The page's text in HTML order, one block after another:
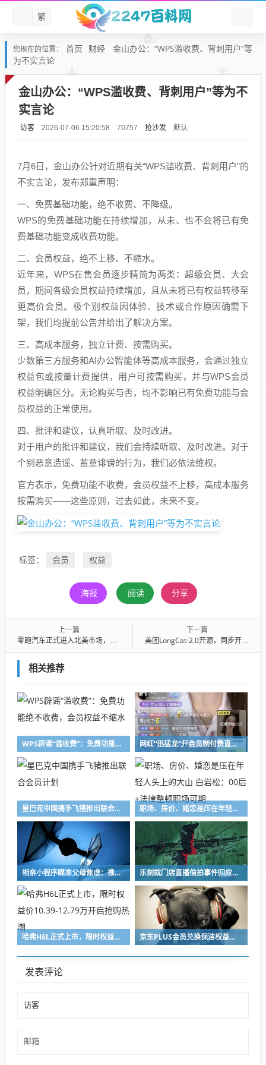
繁
您现在的位置： 首页 财经
金山办公：“WPS滥收费、背刺用户”等
为不实言论
金山办公：“WPS滥收费、背刺用户”等为不
实言论
访客 2026-07-06 15:20:58 70757 抢沙发 默认
7月6日，金山办公针对近期有关“WPS滥收费、背刺用户”的
不实言论，发布郑重声明：
一、免费基础功能，绝不收费、不降级。
WPS的免费基础功能在持续增加，从未、也不会将已有免
费基础功能变成收费功能。
二、会员权益，绝不上移、不缩水。
近年来，WPS在售会员逐步精简为两类：超级会员、大会
员，期间各级会员权益持续增加，且从未将已有权益转移至
更高价会员。极个别权益因体验、技术或合作原因确需下
架，我们均提前公告并给出了解决方案。
三、高成本服务，独立计费、按需购买。
少数第三方服务和AI办公智能体等高成本服务，会通过独立
权益包或按量计费提供，用户可按需购买，并与WPS会员
权益明确区分。无论购买与否，均不影响已有免费功能与会
员权益的正常使用。
四、批评和建议，认真听取、及时改进。
对于用户的批评和建议，我们会持续听取、及时改进。对于
个别恶意造谣、蓄意诽谤的行为，我们必依法维权。
官方表示，免费功能不收费，会员权益不上移，高成本服务
按需购买——这些原则，过去如此，未来不变。
标签： 会员 权益
海报 阅读 分享
上一篇
零跑汽车正式进入北美市场，登陆墨西哥
下一篇
美团LongCat-2.0开源，同步开放国产卡推理代码
相关推荐
WPS辟谣“滥收费”：免费功能绝不收费，会员权益不缩水 网红“迅猛龙”开会员制付费直播引争议，本人：平台规定每月一次会员直播，因操作失误被设置为“可试看”
星巴克中国携手飞猪推出联合会员计划 职场、房价、婚恋是压在年轻人头上的大山 白岩松：00后+法律整顿职场可期
相亲小程序瞄准父母焦虑：推出“女婿直聘”模式，会员费最高2999元 乐刻就门店直播偷拍事件回应，已启动全国门店排查，个别员工操作不规范引发事件
哈弗H6L正式上市，限时权益价10.39-12.79万开启抢购热潮 京东PLUS会员兑换保洁权益遭拒，引发争议，未消费用户被鼓励养成购物习惯
发表评论